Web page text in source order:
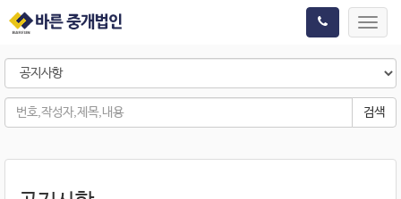
검색